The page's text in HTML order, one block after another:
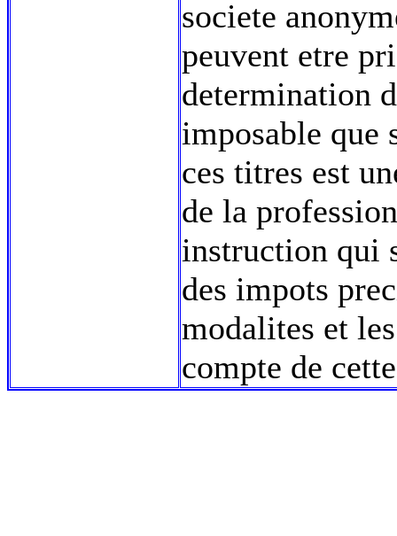
societe
peuvent etre
determination
imposable que
ces titres est
de la
instruction qui
des impots
modalites et
compte de